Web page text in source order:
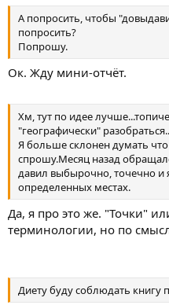
А попросить, чтобы
попросить?
Попрошу.
Ок. Жду мини-отчёт.
Хм, тут по идее
"географически" разобраться..
Я больше склонен думать
спрошу.Месяц назад
давил выбырочно, точечно и
определенных местах.
Да, я про это же. "Точки"
терминологии, но по
Диету буду соблюдать книгу